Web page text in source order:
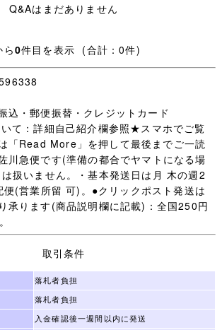
肩幅40cm 身幅47cm 着丈62cm 袖丈
M 肩幅41cm 身幅47cm 着丈58cm
M
身幅50cm 着丈57cm 袖丈53cm 素
30％ 右袖に小よごれあり
35cm 身幅45cm 着丈54cm 素材 アク
63 W最大値69cm 総丈50cm
ク)：W表示63 W最大値67cm 総丈
63 W最大値66cm 総丈50cm
Q&Aはまだありません
ら0件目を表示 (合計：0件)
込・郵便振替・クレジットカード
て：詳細自己紹介欄参照★スマホでご覧
「Read More」を押して最後までご一読
川急便です(準備の都合でヤマトになる場
扱いません。・基本発送日は月 木の週2
便(営業所留 可)。●クリックポスト発送は
承ります(商品説明欄に記載)：全国250円
取引条件
落札者負担
落札者負担
入金確認後一週間以内に発送